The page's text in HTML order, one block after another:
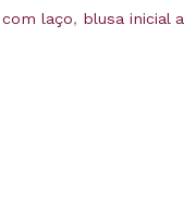
laço, blusa inicial a